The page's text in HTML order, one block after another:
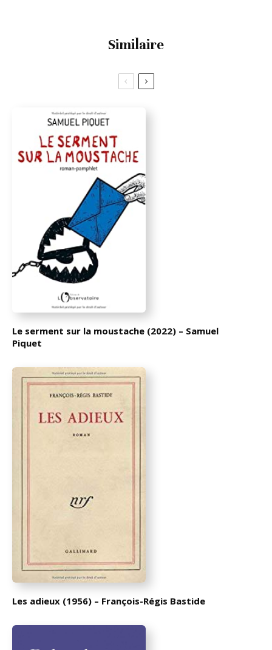
Similaire
Le serment sur la moustache (2022) – Samuel
Piquet
Les adieux (1956) – François-Régis Bastide